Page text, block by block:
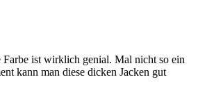
ist wirklich genial. Mal nicht so ein
kann man diese dicken Jacken gut